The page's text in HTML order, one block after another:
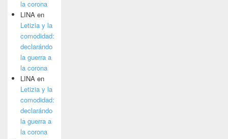
la corona
LINA en
Letizia y la
comodidad:
declarándo
la guerra a
la corona
LINA en
Letizia y la
comodidad:
declarándo
la guerra a
la corona